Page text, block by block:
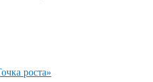
роста»